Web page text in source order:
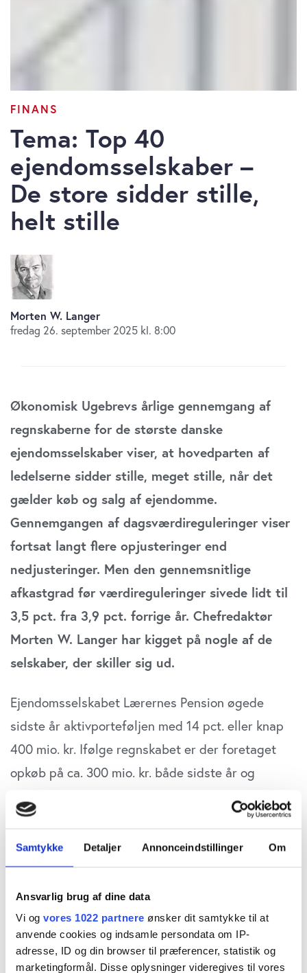
Samtykke Detaljer Annonceindstillinger Om
Ansvarlig brug af dine data
Vi og vores 1022 partnere ønsker dit samtykke til at
anvende cookies og indsamle persondata om IP-
adresse, ID og din browser til præferencer, statistik og
marketingformål. Disse oplysninger videregives til vores
FINANS
Tema: Top 40
ejendomsselskaber –
De store sidder stille,
helt stille
Morten W. Langer
fredag 26. september 2025 kl. 8:00
Økonomisk Ugebrevs årlige gennemgang af
regnskaberne for de største danske
ejendomsselskaber viser, at hovedparten af
ledelserne sidder stille, meget stille, når det
gælder køb og salg af ejendomme.
Gennemgangen af dagsværdireguleringer viser
fortsat langt flere opjusteringer end
nedjusteringer. Men den gennemsnitlige
afkastgrad før værdireguleringer sivede lidt til
3,5 pct. fra 3,9 pct. forrige år. Chefredaktør
Morten W. Langer har kigget på nogle af de
selskaber, der skiller sig ud.
Ejendomsselskabet Lærernes Pension øgede
sidste år aktivporteføljen med 14 pct. eller knap
400 mio. kr. Ifølge regnskabet er der foretaget
opkøb på ca. 300 mio. kr. både sidste år og
regnskabet, at ”… årets resultat udgør 139,0 mio.
skyldes primært at den urealiserede
markedsværdiregulering på selskabets
ejendomme udgjorde 83,9 mio. kr. mod -360,5 mio.